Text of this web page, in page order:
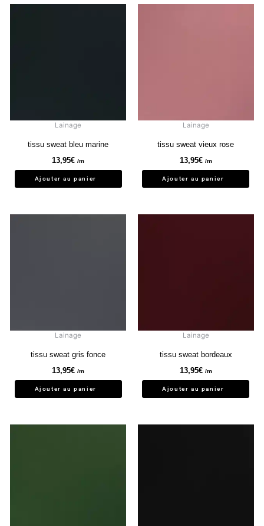
Lainage
tissu sweat bleu marine
13,95€ /m
Ajouter au panier
Lainage
tissu sweat vieux rose
13,95€ /m
Ajouter au panier
Lainage
tissu sweat gris fonce
13,95€ /m
Ajouter au panier
Lainage
tissu sweat bordeaux
13,95€ /m
Ajouter au panier